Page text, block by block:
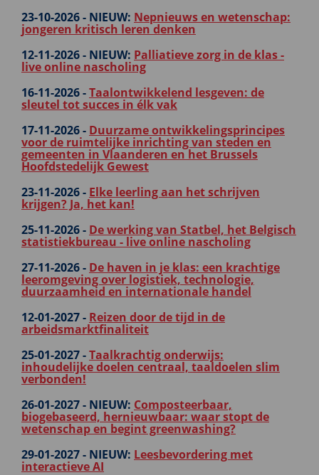
23-10-2026 - NIEUW: Nepnieuws en wetenschap:
jongeren kritisch leren denken
12-11-2026 - NIEUW: Palliatieve zorg in de klas -
live online nascholing
16-11-2026 -Taalontwikkelend lesgeven: de
sleutel tot succes in élk vak
17-11-2026 - Duurzame ontwikkelingsprincipes
voor de ruimtelijke inrichting van steden en
gemeenten in Vlaanderen en het Brussels
Hoofdstedelijk Gewest
23-11-2026 - Elke leerling aan het schrijven
krijgen? Ja, het kan!
25-11-2026 - De werking van Statbel, het Belgisch
statistiekbureau - live online nascholing
27-11-2026 - De haven in je klas: een krachtige
leeromgeving over logistiek, technologie,
duurzaamheid en internationale handel
12-01-2027 - Reizen door de tijd in de
arbeidsmarktfinaliteit
25-01-2027 -Taalkrachtig onderwijs:
inhoudelijke doelen centraal, taaldoelen slim
verbonden!
26-01-2027 - NIEUW: Composteerbaar,
biogebaseerd, hernieuwbaar: waar stopt de
wetenschap en begint greenwashing?
29-01-2027 - NIEUW: Leesbevordering met
interactieve AI